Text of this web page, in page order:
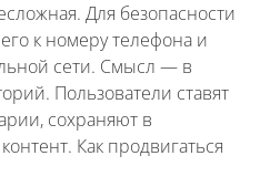
Для безопасности
к номеру телефона и
сети. Смысл — в
Пользователи ставят
сохраняют в
Как продвигаться